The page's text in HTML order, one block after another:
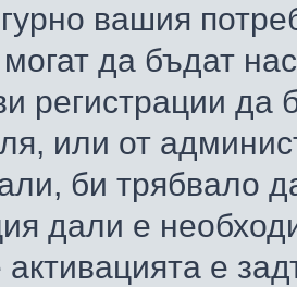
вашия
да бъдат
регистрации да
или от
би трябвало
дали е
активацията е